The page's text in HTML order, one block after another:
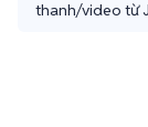
thanh/video từ